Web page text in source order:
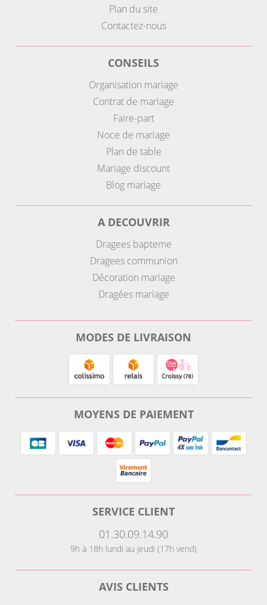
Plan du site
Contactez-nous
CONSEILS
Organisation mariage
Contrat de mariage
Faire-part
Noce de mariage
Plan de table
Mariage discount
Blog mariage
A DECOUVRIR
Dragees bapteme
Dragees communion
Décoration mariage
Dragées mariage
MODES DE LIVRAISON
MOYENS DE PAIEMENT
SERVICE CLIENT
01.30.09.14.90
9h à 18h lundi au jeudi (17h vend)
AVIS CLIENTS